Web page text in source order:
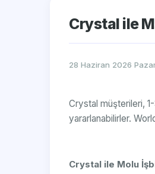
Crystal ile
28 Haziran 2026
Crystal müşterileri,
yararlanabilirler.
Crystal ile Molu